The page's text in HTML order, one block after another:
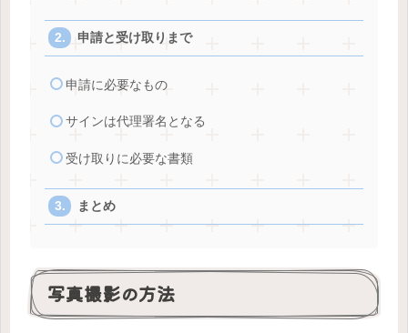
申請と受け取りまで
申請に必要なもの
サインは代理署名となる
受け取りに必要な書類
まとめ
写真撮影の方法